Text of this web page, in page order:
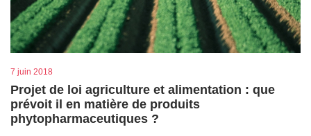
7 juin 2018
Projet de loi agriculture et alimentation : que
prévoit il en matière de produits
phytopharmaceutiques ?